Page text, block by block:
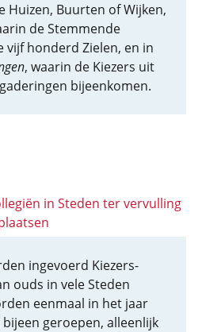
Huizen, Buurten of Wijken,
de Stemmende
vijf honderd Zielen, en in
, waarin de Kiezers uit
bijeenkomen.
in Steden ter vervulling
ingevoerd Kiezers-
ouds in vele Steden
eenmaal in het jaar
geroepen, alleenlijk